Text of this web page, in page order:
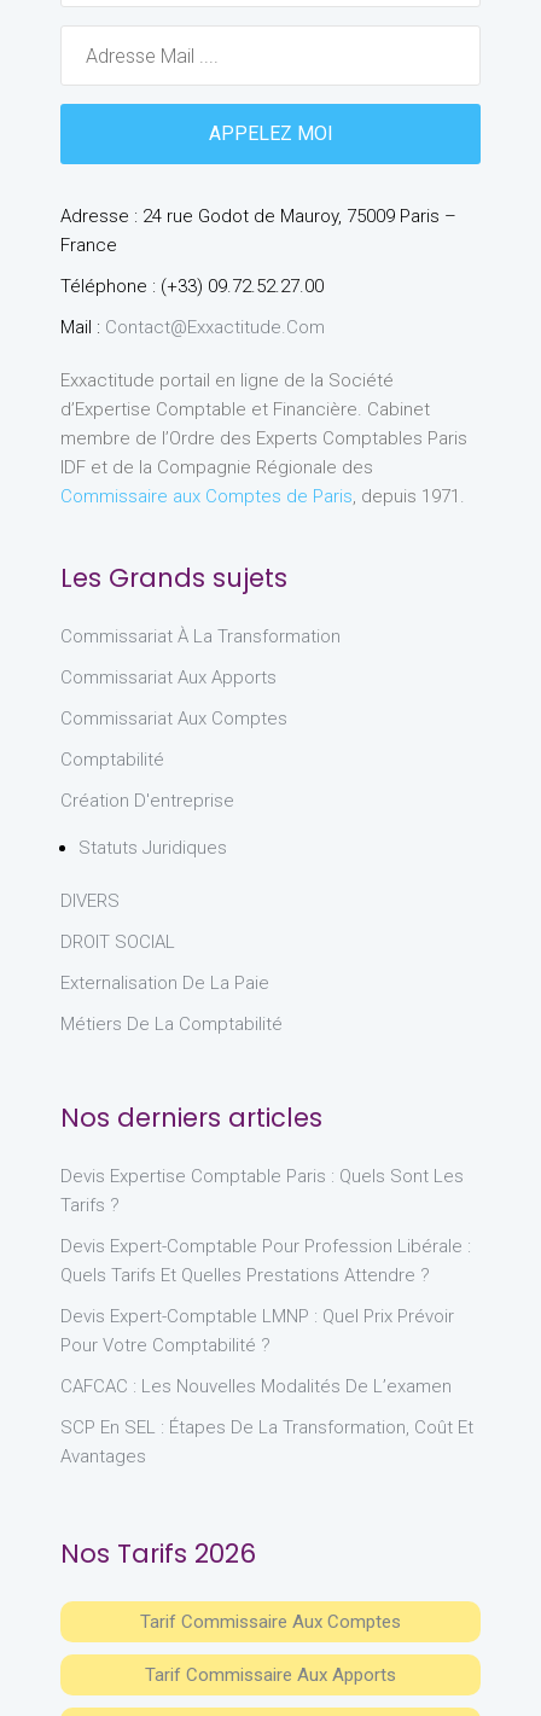
Adresse : 24 rue Godot de Mauroy, 75009 Paris –
France
Téléphone : (+33) 09.72.52.27.00
Mail : Contact@exxactitude.com
Exxactitude portail en ligne de la Société
d’Expertise Comptable et Financière. Cabinet
membre de l’Ordre des Experts Comptables Paris
IDF et de la Compagnie Régionale des
Commissaire aux Comptes de Paris, depuis 1971.
Les Grands sujets
Commissariat À La Transformation
Commissariat Aux Apports
Commissariat Aux Comptes
Comptabilité
Création D'entreprise
Statuts Juridiques
DIVERS
DROIT SOCIAL
Externalisation De La Paie
Métiers De La Comptabilité
Nos derniers articles
Devis Expertise Comptable Paris : Quels Sont Les
Tarifs ?
Devis Expert-Comptable Pour Profession Libérale :
Quels Tarifs Et Quelles Prestations Attendre ?
Devis Expert-Comptable LMNP : Quel Prix Prévoir
Pour Votre Comptabilité ?
CAFCAC : Les Nouvelles Modalités De L’examen
SCP En SEL : Étapes De La Transformation, Coût Et
Avantages
Nos Tarifs 2026
Tarif Commissaire Aux Comptes
Tarif Commissaire Aux Apports